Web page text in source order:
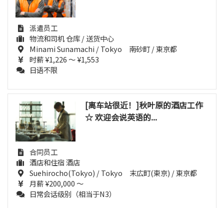
派遣员工
物流和司机 仓库 / 送货中心
Minami Sunamachi / Tokyo 南砂町 / 東京都
时薪 ¥1,226 ～ ¥1,553
日语不限
[离车站很近！]秋叶原的酒店工作
☆ 欢迎会说英语的...
合同员工
酒店和住宿 酒店
Suehirocho(Tokyo) / Tokyo 末広町(東京) / 東京都
月薪 ¥200,000 ～
日常会话级别（相当于N3）